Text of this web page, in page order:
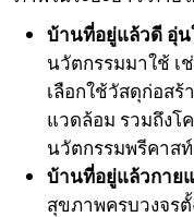
บ้านที่อยู่แล้วดี อุ่น
นวัตกรรมมาใช้ เ
เลือกใช้วัสดุก่อส
แวดล้อม รวมถึงโ
นวัตกรรมพรีคาสท์
บ้านที่อยู่แล้วกาย
สุขภาพครบวงจร